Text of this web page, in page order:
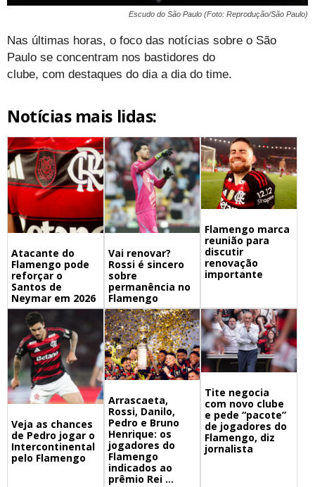
Escudo do São Paulo (Foto: Reprodução/São Paulo)
Nas últimas horas, o foco das notícias sobre o São
Paulo se concentram nos bastidores do
clube, com destaques do dia a dia do time.
Notícias mais lidas:
Atacante do
Flamengo pode
reforçar o
Santos de
Neymar em 2026
Vai renovar?
Rossi é sincero
sobre
permanência no
Flamengo
Flamengo marca
reunião para
discutir
renovação
importante
Veja as chances
de Pedro jogar o
Intercontinental
pelo Flamengo
Arrascaeta,
Rossi, Danilo,
Pedro e Bruno
Henrique: os
jogadores do
Flamengo
indicados ao
prêmio Rei ...
Tite negocia
com novo clube
e pede “pacote”
de jogadores do
Flamengo, diz
jornalista